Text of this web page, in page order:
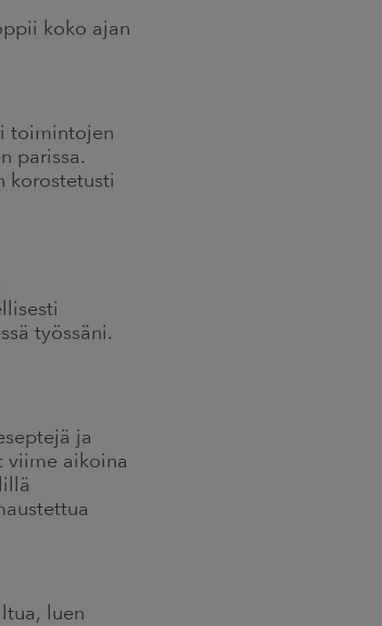
koko ajan
toimintojen
parissa.
korostetusti
työssäni.
ja
viime aikoina
luen